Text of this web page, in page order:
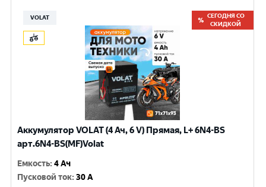
VOLAT
СЕГОДНЯ СО
СКИДКОЙ
Аккумулятор VOLAT (4 Ач, 6 V) Прямая, L+ 6N4-BS
арт.6N4-BS(MF)Volat
Емкость:4 Ач
Пусковой ток:30 A